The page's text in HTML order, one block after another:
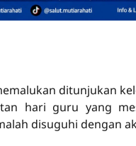
ditunjukan
hari guru yang
disuguhi dengan